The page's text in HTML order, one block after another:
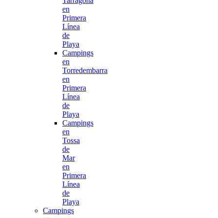
en
Primera
Línea
de
Playa
Campings
en
Torredembarra
en
Primera
Línea
de
Playa
Campings
en
Tossa
de
Mar
en
Primera
Línea
de
Playa
Campings